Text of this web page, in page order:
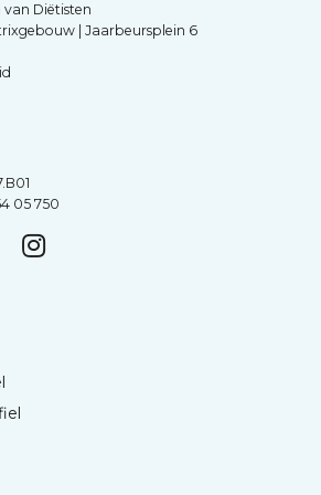
van Diëtisten
| Jaarbeursplein 6
05 750